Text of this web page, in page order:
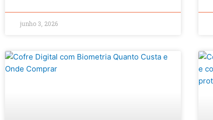
junho 3, 2026